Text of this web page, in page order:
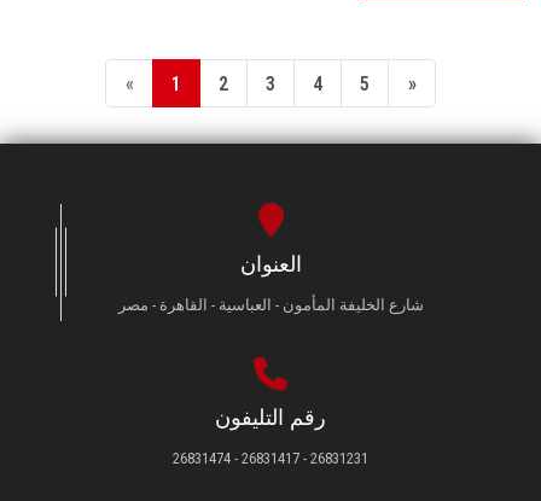
« 1 2 3 4 5 »
العنوان
شارع الخليفة المأمون - العباسية - القاهرة - مصر
رقم التليفون
26831231 - 26831417 - 26831474